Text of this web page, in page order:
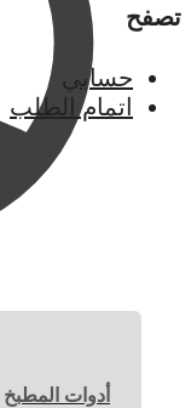
تصفح
حسابي
اتمام الطلب
أدوات المطبخ